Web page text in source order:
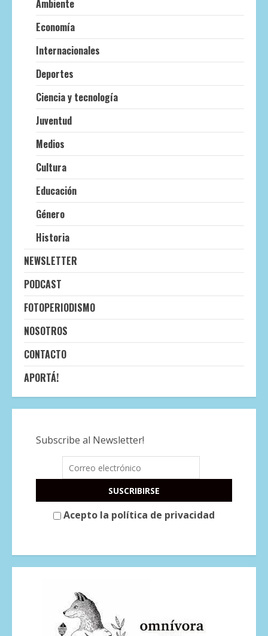
Ambiente
Economía
Internacionales
Deportes
Ciencia y tecnología
Juventud
Medios
Cultura
Educación
Género
Historia
NEWSLETTER
PODCAST
FOTOPERIODISMO
NOSOTROS
CONTACTO
APORTÁ!
Subscribe al Newsletter!
Acepto la política de privacidad